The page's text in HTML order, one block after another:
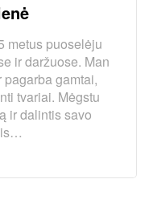
metus puoselėju
ir daržuose. Man
gamtai,
tvariai. Mėgstu
ir dalintis savo